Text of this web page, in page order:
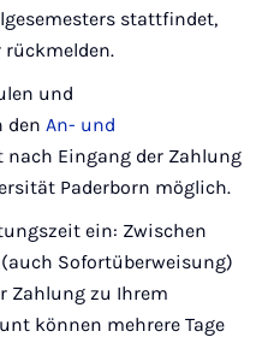
stattfindet,
und
denAn- und
nach Eingang der Zahlung
Paderborn möglich.
ein: Zwischen
Sofortüberweisung)
Zahlung zu Ihrem
können mehrere Tage